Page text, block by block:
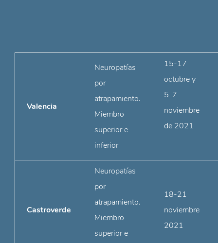
Valencia
Neuropatías
por
atrapamiento.
Miembro
superior e
inferior
15-17
octubre y
5-7
noviembre
de 2021
Castroverde
Neuropatías
por
atrapamiento.
Miembro
superior e
18-21
noviembre
2021